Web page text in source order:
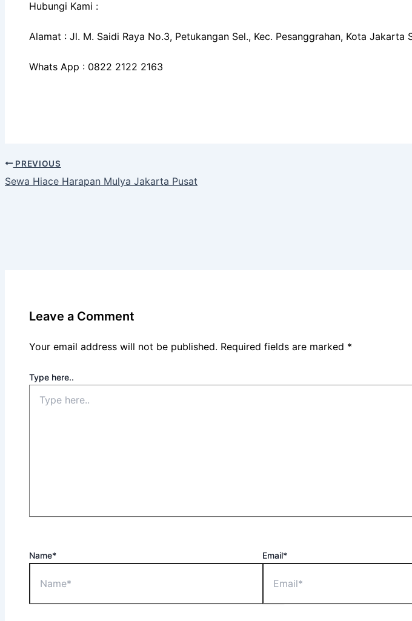
Hubungi Kami :
Alamat : Jl. M. Saidi Raya No.3, Petukangan Sel., Kec. Pesanggrahan, Kota
Whats App : 0822 2122 2163
PREVIOUS
Sewa Hiace Harapan Mulya Jakarta Pusat
Leave a Comment
Your email address will not be published. Required fields are marked *
Type here..
Name* Email*